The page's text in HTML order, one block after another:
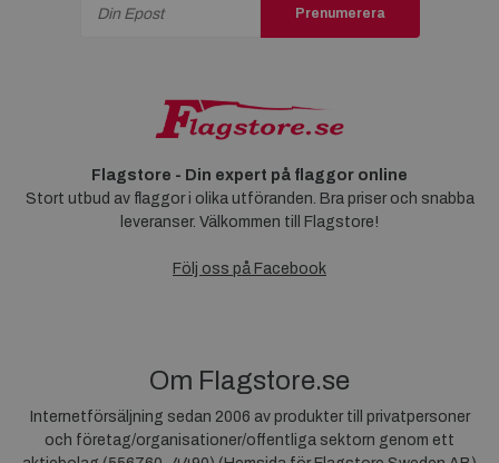
Prenumerera
Flagstore - Din expert på flaggor online
Stort utbud av flaggor i olika utföranden. Bra priser och snabba
leveranser. Välkommen till Flagstore!
Följ oss på Facebook
Om Flagstore.se
Internetförsäljning sedan 2006 av produkter till privatpersoner
och företag/organisationer/offentliga sektorn genom ett